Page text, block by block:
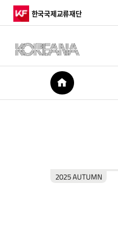
한국국제교류재단
HOME
2025 AUTUMN